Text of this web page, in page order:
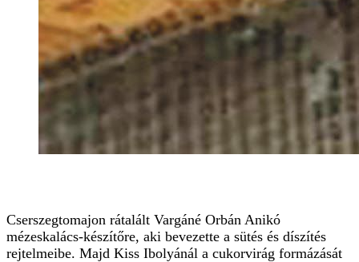
Cserszegtomajon rátalált Vargáné Orbán Anikó
mézeskalács-készítőre, aki bevezette a sütés és díszítés
rejtelmeibe. Majd Kiss Ibolyánál a cukorvirág formázását